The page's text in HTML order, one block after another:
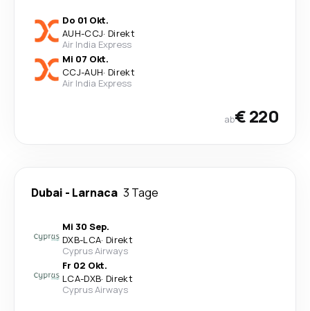
Do 01 Okt.
AUH-CCJ· Direkt
Air India Express
Mi 07 Okt.
CCJ-AUH· Direkt
Air India Express
ab€ 220
Dubai - Larnaca 3 Tage
Mi 30 Sep.
DXB-LCA· Direkt
Cyprus Airways
Fr 02 Okt.
LCA-DXB· Direkt
Cyprus Airways